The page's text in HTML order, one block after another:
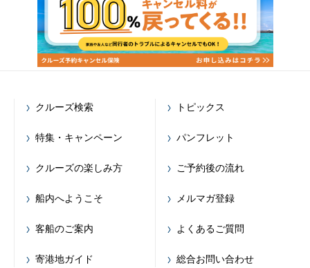
クルーズ検索
特集・キャンペーン
クルーズの楽しみ方
船内へようこそ
客船のご案内
寄港地ガイド
トピックス
パンフレット
ご予約後の流れ
メルマガ登録
よくあるご質問
総合お問い合わせ